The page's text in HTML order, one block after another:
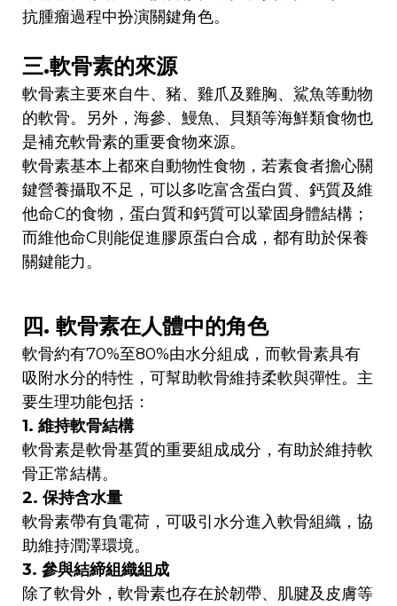
抗腫瘤過程中扮演關鍵角色。
三.軟骨素的來源
軟骨素主要來自牛、豬、雞爪及雞胸、鯊魚等動物
的軟骨。另外，海參、鰻魚、貝類等海鮮類食物也
是補充軟骨素的重要食物來源。
軟骨素基本上都來自動物性食物，若素食者擔心關
鍵營養攝取不足，可以多吃富含蛋白質、鈣質及維
他命C的食物，蛋白質和鈣質可以鞏固身體結構；
而維他命C則能促進膠原蛋白合成，都有助於保養
關鍵能力。
四. 軟骨素在人體中的角色
軟骨約有70%至80%由水分組成，而軟骨素具有
吸附水分的特性，可幫助軟骨維持柔軟與彈性。主
要生理功能包括：
1. 維持軟骨結構
軟骨素是軟骨基質的重要組成成分，有助於維持軟
骨正常結構。
2. 保持含水量
軟骨素帶有負電荷，可吸引水分進入軟骨組織，協
助維持潤澤環境。
3. 參與結締組織組成
除了軟骨外，軟骨素也存在於韌帶、肌腱及皮膚等